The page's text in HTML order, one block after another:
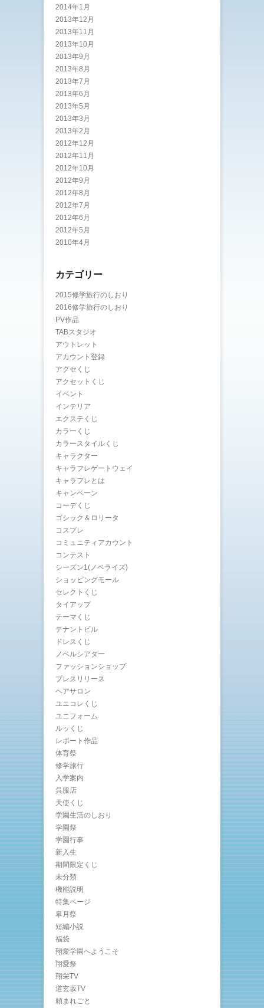
2014年1月
2013年12月
2013年11月
2013年10月
2013年9月
2013年8月
2013年7月
2013年6月
2013年5月
2013年3月
2013年2月
2012年12月
2012年11月
2012年10月
2012年9月
2012年8月
2012年7月
2012年6月
2012年5月
2010年4月
カテゴリー
2015修学旅行のしおり
2016修学旅行のしおり
PV作品
TABスタジオ
アウトレット
アカウント登録
アクセくじ
アクセットくじ
イベント
インテリア
エクステくじ
カラーくじ
カラースタイルくじ
キャラクター
キャラフレゲートウェイ
キャラフレとは
キャンペーン
コーデくじ
ゴシック＆ロリータ
コスプレ
コミュニティアカウント
コンテスト
シーズン1(ノベライズ)
ショッピングモール
セレクトくじ
タイアップ
テーマくじ
テナントビル
ドレスくじ
ノベルシアター
ファッションショップ
プレスリリース
ヘアサロン
ユニコレくじ
ユニフォーム
ルッくじ
レポート作品
体育祭
修学旅行
入学案内
呉服店
天使くじ
学園生活のしおり
学園祭
学園行事
新入生
期間限定くじ
未分類
機能説明
特集ページ
皐月祭
短編小説
福袋
翔愛学園へようこそ
翔愛祭
翔栄TV
道玄坂TV
頼まれごと